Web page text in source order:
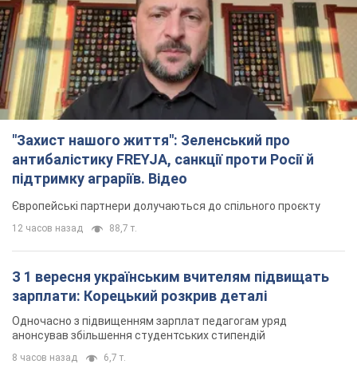
"Захист нашого життя": Зеленський про
антибалістику FREYJA, санкції проти Росії й
підтримку аграріїв. Відео
Європейські партнери долучаються до спільного проєкту
12 часов назад 88,7 т.
З 1 вересня українським вчителям підвищать
зарплати: Корецький розкрив деталі
Одночасно з підвищенням зарплат педагогам уряд
анонсував збільшення студентських стипендій
8 часов назад 6,7 т.